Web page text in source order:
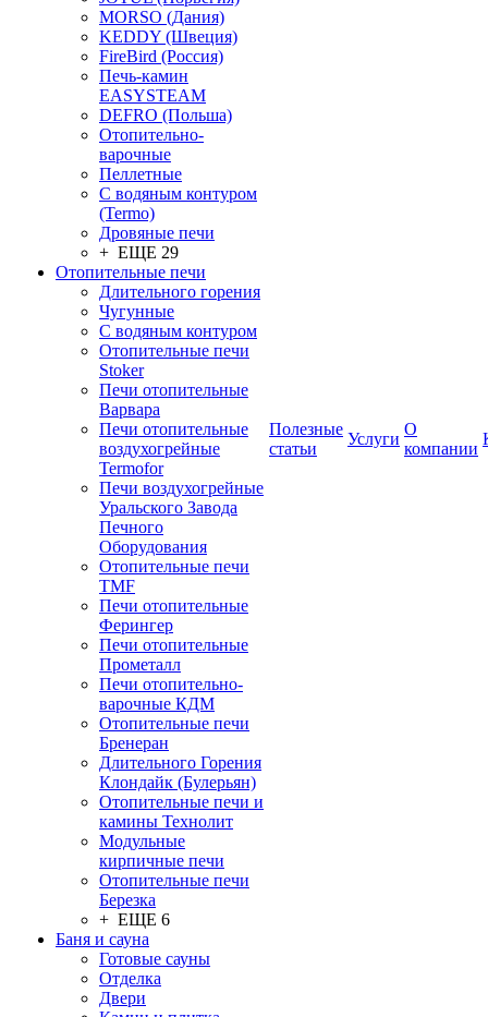
MORSO (Дания)
KEDDY (Швеция)
FireBird (Россия)
Печь-камин
EASYSTEAM
DEFRO (Польша)
Отопительно-
варочные
Пеллетные
С водяным контуром
(Termo)
Дровяные печи
+ ЕЩЕ 29
Отопительные печи
Длительного горения
Чугунные
C водяным контуром
Отопительные печи
Stoker
Печи отопительные
Варвара
Печи отопительные
воздухогрейные
Termofor
Печи воздухогрейные
Уральского Завода
Печного
Оборудования
Отопительные печи
TMF
Печи отопительные
Ферингер
Печи отопительные
Прометалл
Печи отопительно-
варочные КДМ
Отопительные печи
Бренеран
Длительного Горения
Клондайк (Булерьян)
Отопительные печи и
камины Технолит
Модульные
кирпичные печи
Отопительные печи
Березка
+ ЕЩЕ 6
Баня и сауна
Готовые сауны
Отделка
Двери
Полезные
статьи
Услуги
О
компании